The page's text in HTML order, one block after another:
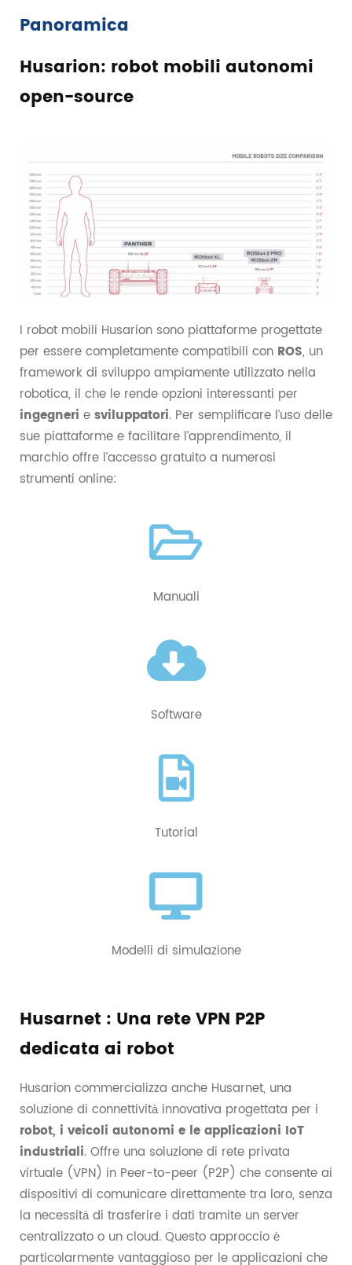
Panoramica
Husarion: robot mobili autonomi
open-source
I robot mobili Husarion sono piattaforme progettate
per essere completamente compatibili con ROS, un
framework di sviluppo ampiamente utilizzato nella
robotica, il che le rende opzioni interessanti per
ingegneri e sviluppatori. Per semplificare l’uso delle
sue piattaforme e facilitare l’apprendimento, il
marchio offre l’accesso gratuito a numerosi
strumenti online:
Manuali
Software
Tutorial
Modelli di simulazione
Husarnet : Una rete VPN P2P
dedicata ai robot
Husarion commercializza anche Husarnet, una
soluzione di connettività innovativa progettata per i
robot, i veicoli autonomi e le applicazioni IoT
industriali. Offre una soluzione di rete privata
virtuale (VPN) in Peer-to-peer (P2P) che consente ai
dispositivi di comunicare direttamente tra loro, senza
la necessità di trasferire i dati tramite un server
centralizzato o un cloud. Questo approccio è
particolarmente vantaggioso per le applicazioni che